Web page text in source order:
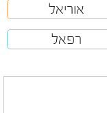
אוריאל
רפאל